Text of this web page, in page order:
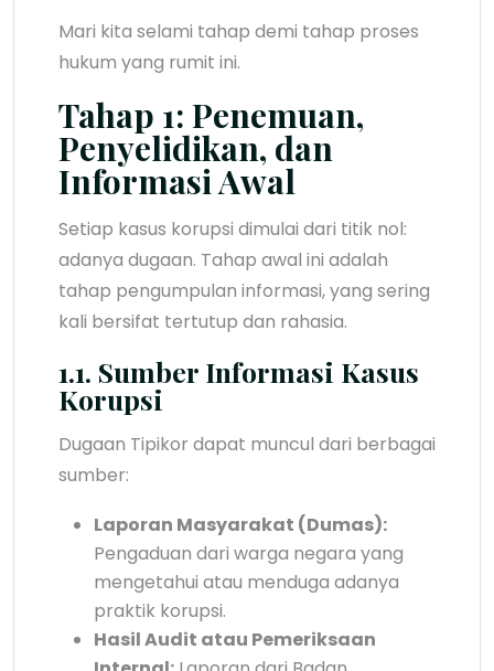
Mari kita selami tahap demi tahap proses
hukum yang rumit ini.
Tahap 1: Penemuan,
Penyelidikan, dan
Informasi Awal
Setiap kasus korupsi dimulai dari titik nol:
adanya dugaan. Tahap awal ini adalah
tahap pengumpulan informasi, yang sering
kali bersifat tertutup dan rahasia.
1.1. Sumber Informasi Kasus
Korupsi
Dugaan Tipikor dapat muncul dari berbagai
sumber:
Laporan Masyarakat (Dumas):
Pengaduan dari warga negara yang
mengetahui atau menduga adanya
praktik korupsi.
Hasil Audit atau Pemeriksaan